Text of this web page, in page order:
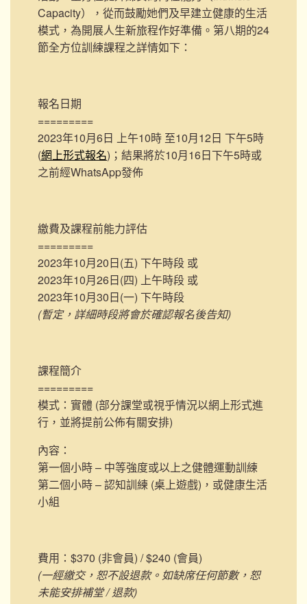
Capacity），從而鼓勵她們及早建立健康的生活
模式，為開展人生新旅程作好準備。第八期的24
節全方位訓練課程之詳情如下：
報名日期
=========
2023年10月6日 上午10時 至10月12日 下午5時
(網上形式報名)；結果將於10月16日下午5時或
之前經WhatsApp發佈
繳費及課程前能力評估
=========
2023年10月20日(五) 下午時段 或
2023年10月26日(四) 上午時段 或
2023年10月30日(一) 下午時段
(暫定，詳細時段將會於確認報名後告知)
課程簡介
=========
模式：實體 (部分課堂或視乎情況以網上形式進
行，並將提前公佈有關安排)
內容：
第一個小時 – 中等強度或以上之健體運動訓練
第二個小時 – 認知訓練 (桌上遊戲)，或健康生活
小組
費用：$370 (非會員) / $240 (會員)
(一經繳交，恕不設退款。如缺席任何節數，恕
未能安排補堂 / 退款)